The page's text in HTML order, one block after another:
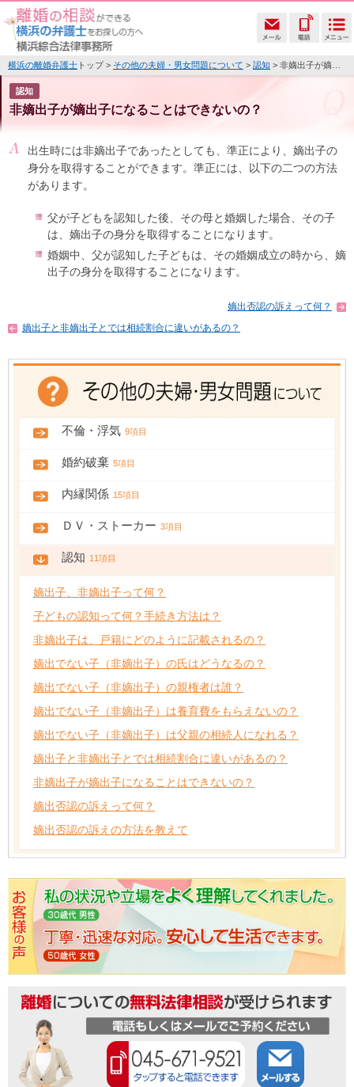
横浜の離婚弁護士 トップ > その他の夫婦・男女問題について > 認知 > 非嫡出子が嫡出子になることはできないの？
認知
非嫡出子が嫡出子になることはできないの？
出生時には非嫡出子であったとしても、準正により、嫡出子の
身分を取得することができます。準正には、以下の二つの方法
があります。
父が子どもを認知した後、その母と婚姻した場合、その子
は、嫡出子の身分を取得することになります。
婚姻中、父が認知した子どもは、その婚姻成立の時から、嫡
出子の身分を取得することになります。
嫡出否認の訴えって何？
嫡出子と非嫡出子とでは相続割合に違いがあるの？
不倫・浮気 9項目
婚約破棄 5項目
内縁関係 15項目
ＤＶ・ストーカー 3項目
認知 11項目
嫡出子、非嫡出子って何？
子どもの認知って何？手続き方法は？
非嫡出子は、戸籍にどのように記載されるの？
嫡出でない子（非嫡出子）の氏はどうなるの？
嫡出でない子（非嫡出子）の親権者は誰？
嫡出でない子（非嫡出子）は養育費をもらえないの？
嫡出でない子（非嫡出子）は父親の相続人になれる？
嫡出子と非嫡出子とでは相続割合に違いがあるの？
非嫡出子が嫡出子になることはできないの？
嫡出否認の訴えって何？
嫡出否認の訴えの方法を教えて